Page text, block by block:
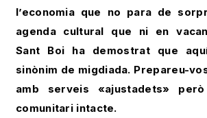
l’economia que no para de
agenda cultural que ni en
Sant Boi ha demostrat que
sinònim de migdiada. Prepareu-
amb serveis «ajustadets»
comunitari intacte.